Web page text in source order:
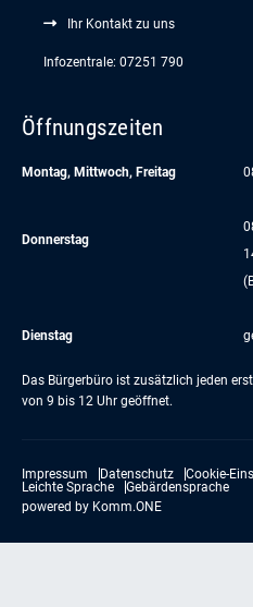
Ihr Kontakt zu uns
Infozentrale: 07251 790
Öffnungszeiten
Montag, Mittwoch, Freitag
Donnerstag
Dienstag
Das Bürgerbüro ist zusätzlich jeden
von 9 bis 12 Uhr geöffnet.
Impressum Datenschutz Cookie-
Leichte Sprache
Gebärdensprache
powered by Komm.ONE